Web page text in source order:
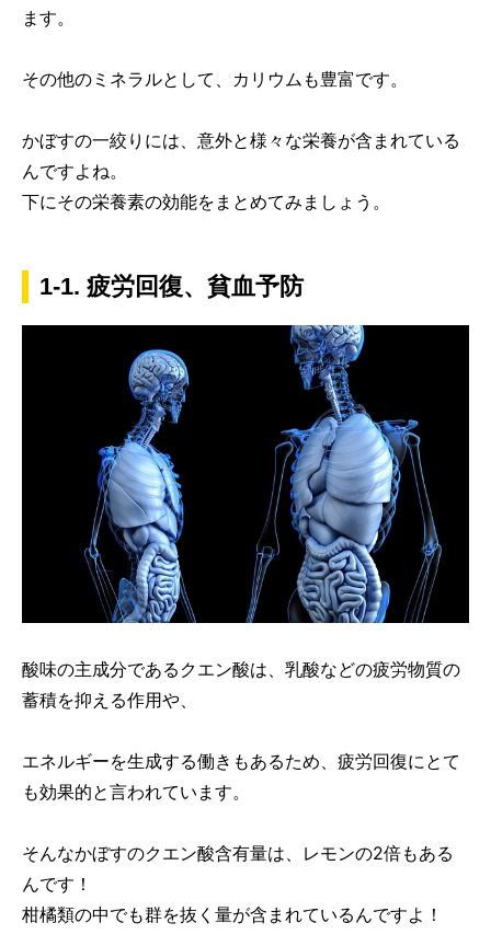
ます。
その他のミネラルとして、カリウムも豊富です。
かぼすの一絞りには、意外と様々な栄養が含まれている
んですよね。
下にその栄養素の効能をまとめてみましょう。
1-1. 疲労回復、貧血予防
酸味の主成分であるクエン酸は、乳酸などの疲労物質の
蓄積を抑える作用や、
エネルギーを生成する働きもあるため、疲労回復にとて
も効果的と言われています。
そんなかぼすのクエン酸含有量は、レモンの2倍もある
んです！
柑橘類の中でも群を抜く量が含まれているんですよ！